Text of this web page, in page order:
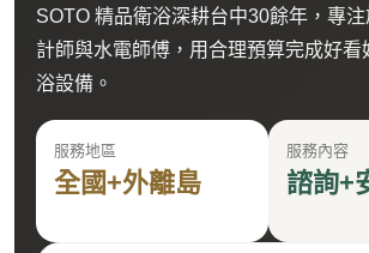
SOTO 精品衛浴深耕台中30餘年，專
計師與水電師傅，用合理預算完成好看
浴設備。
服務地區
全國+外離島
服務內容
諮詢+